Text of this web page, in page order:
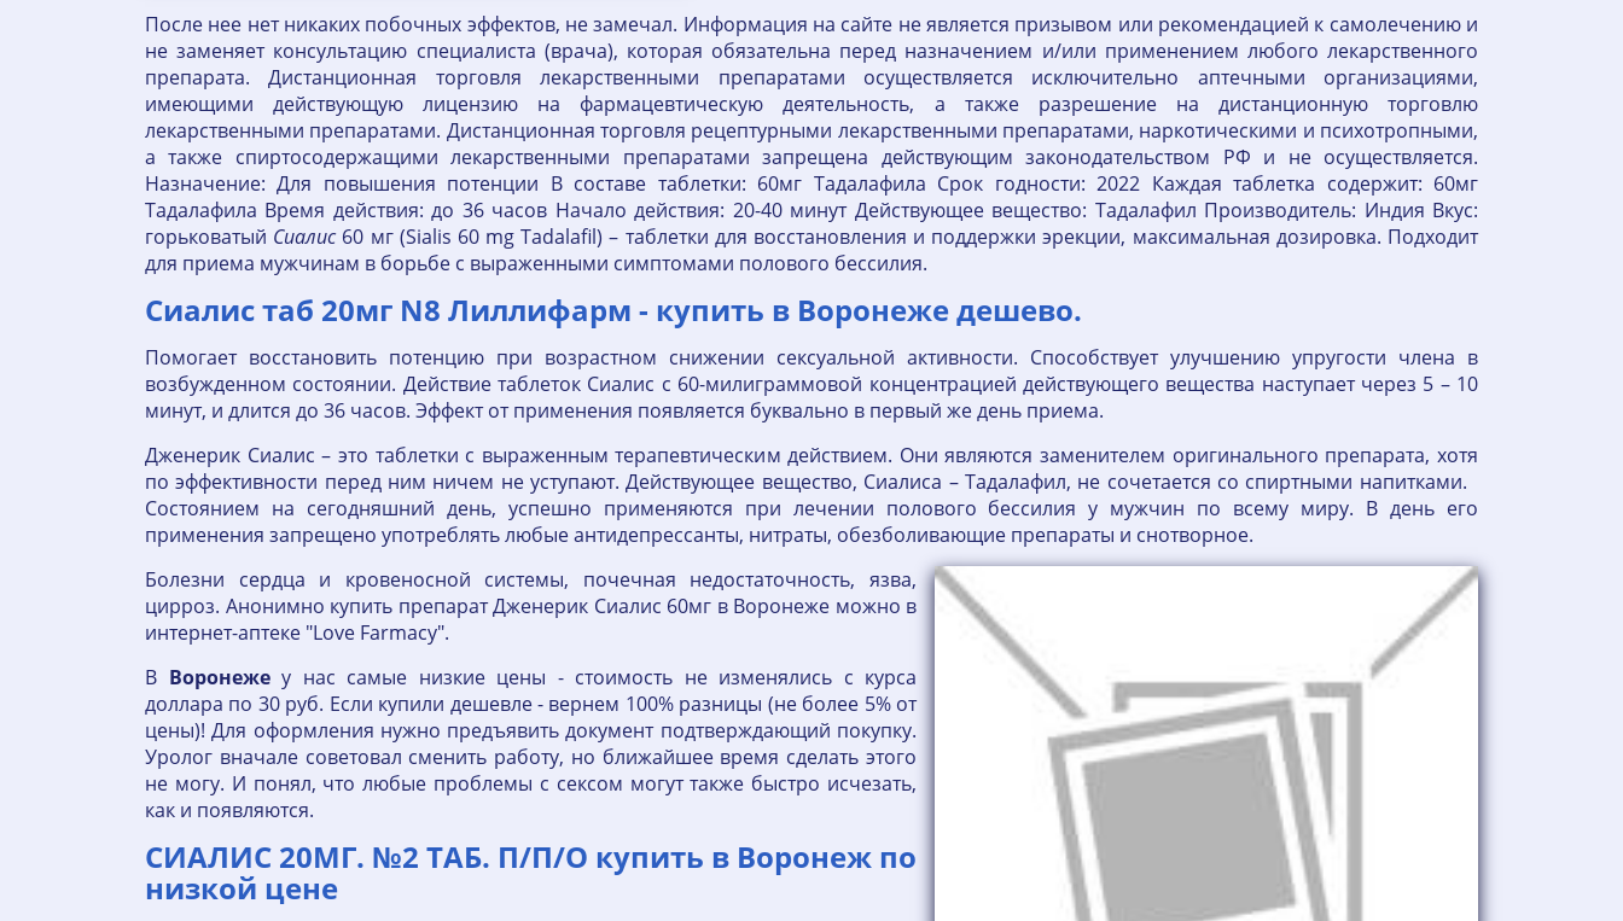
После нее нет никаких побочных эффектов, не замечал. Информация на сайте не является призывом или рекомендацией к самолечению и
не заменяет консультацию специалиста (врача), которая обязательна перед назначением и/или применением любого лекарственного
препарата. Дистанционная торговля лекарственными препаратами осуществляется исключительно аптечными организациями,
имеющими действующую лицензию на фармацевтическую деятельность, а также разрешение на дистанционную торговлю
лекарственными препаратами. Дистанционная торговля рецептурными лекарственными препаратами, наркотическими и психотропными,
а также спиртосодержащими лекарственными препаратами запрещена действующим законодательством РФ и не осуществляется.
Назначение: Для повышения потенции В составе таблетки: 60мг Тадалафила Срок годности: 2022 Каждая таблетка содержит: 60мг
Тадалафила Время действия: до 36 часов Начало действия: 20-40 минут Действующее вещество: Тадалафил Производитель: Индия Вкус:
горьковатый Сиалис60 мг (Sialis 60 mg Tadalafil) – таблетки для восстановления и поддержки эрекции, максимальная дозировка. Подходит
для приема мужчинам в борьбе с выраженными симптомами полового бессилия.
Сиалис таб 20мг N8 Лиллифарм - купить в Воронеже дешево.
Помогает восстановить потенцию при возрастном снижении сексуальной активности. Способствует улучшению упругости члена в
возбужденном состоянии. Действие таблеток Сиалис с 60-милиграммовой концентрацией действующего вещества наступает через 5 – 10
минут, и длится до 36 часов. Эффект от применения появляется буквально в первый же день приема.
Дженерик Сиалис – это таблетки с выраженным терапевтическим действием. Они являются заменителем оригинального препарата, хотя
по эффективности перед ним ничем не уступают. Действующее вещество, Сиалиса – Тадалафил, не сочетается со спиртными напитками.
Состоянием на сегодняшний день, успешно применяются при лечении полового бессилия у мужчин по всему миру. В день его
применения запрещено употреблять любые антидепрессанты, нитраты, обезболивающие препараты и снотворное.
Болезни сердца и кровеносной системы, почечная недостаточность, язва,
цирроз. Анонимно купить препарат Дженерик Сиалис 60мг в Воронеже можно в
интернет-аптеке "Love Farmacy".
В Воронежеу нас самые низкие цены - стоимость не изменялись с курса
доллара по 30 руб. Если купили дешевле - вернем 100% разницы (не более 5% от
цены)! Для оформления нужно предъявить документ подтверждающий покупку.
Уролог вначале советовал сменить работу, но ближайшее время сделать этого
не могу. И понял, что любые проблемы с сексом могут также быстро исчезать,
как и появляются.
СИАЛИС 20МГ. №2 ТАБ. П/П/О купить в Воронеж по
низкой цене